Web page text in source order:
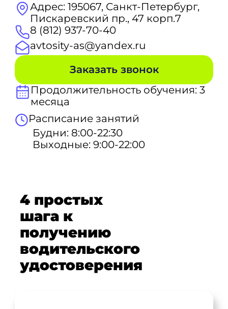
Адрес: 195067, Санкт-Петербург,
Пискаревский пр., 47 корп.7
8 (812) 937-70-40
avtosity-as@yandex.ru
Заказать звонок
Продолжительность обучения: 3
месяца
Расписание занятий
Будни: 8:00-22:30
Выходные: 9:00-22:00
4 простых
шага к
получению
водительского
удостоверения